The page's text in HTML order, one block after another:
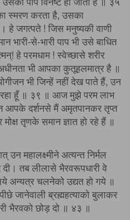
स्मरण करता है, उसका
। हे जगत्पते ! जिस मनुष्यकी वाणी
से-भारी पाप भी उसे बाधित
हे परमधाम ! स्वेच्छासे शरीर
भी आपका कुतूहलमात्र है ॥
भी जिन्हें नहीं देख पाते हैं, उन
रहा हूँ ॥ ३९ ॥ आज मुझे परम लाभ
आपके दर्शनसे मैं अमृतपानकर तृप्त
तृणके समान ज्ञात हो रहे हैं ॥
उन महालक्ष्मीने अत्यन्त निर्मल
दी। तब लीलासे भैरवरूपधारी वे
अन्यत्र चलनेको उद्यत हो गये ॥
जानेवाली ब्रह्महत्याको बुलाकर
भैरवको छोड़ दो ॥ ४३ ॥